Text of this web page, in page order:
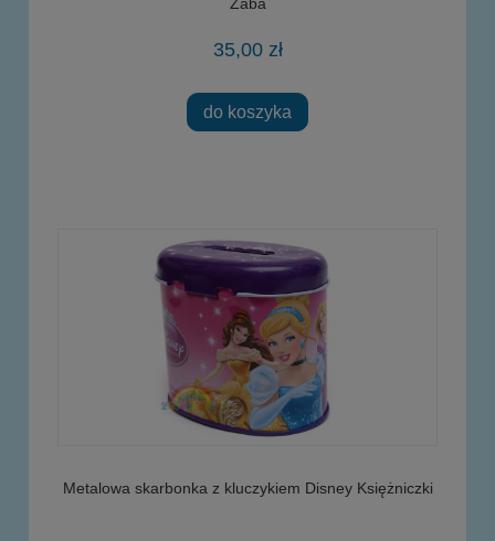
Żaba
35,00 zł
do koszyka
Metalowa skarbonka z kluczykiem Disney Księżniczki